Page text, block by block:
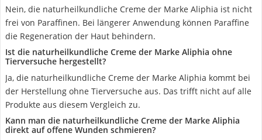
Nein, die naturheilkundliche Creme der Marke Aliphia ist nicht
frei von Paraffinen. Bei längerer Anwendung können Paraffine
die Regeneration der Haut behindern.
Ist die naturheilkundliche Creme der Marke Aliphia ohne
Tierversuche hergestellt?
Ja, die naturheilkundliche Creme der Marke Aliphia kommt bei
der Herstellung ohne Tierversuche aus. Das trifft nicht auf alle
Produkte aus diesem Vergleich zu.
Kann man die naturheilkundliche Creme der Marke Aliphia
direkt auf offene Wunden schmieren?